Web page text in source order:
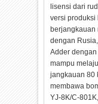
lisensi dari
versi produksi
berjangkauan
dengan
Adder
mampu
jangkauan 80
membawa
YJ-8K/C-